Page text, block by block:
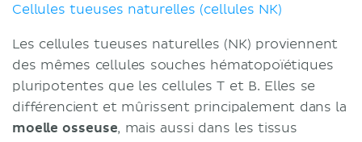
Cellules tueuses naturelles (cellules NK)
Les cellules tueuses naturelles (NK) proviennent
des mêmes cellules souches hématopoïétiques
pluripotentes que les cellules T et B. Elles se
différencient et mûrissent principalement dans la
moelle osseuse, mais aussi dans les tissus